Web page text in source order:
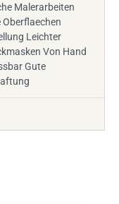
Malerarbeiten
Oberflaechen
Leichter
Von Hand
Gute